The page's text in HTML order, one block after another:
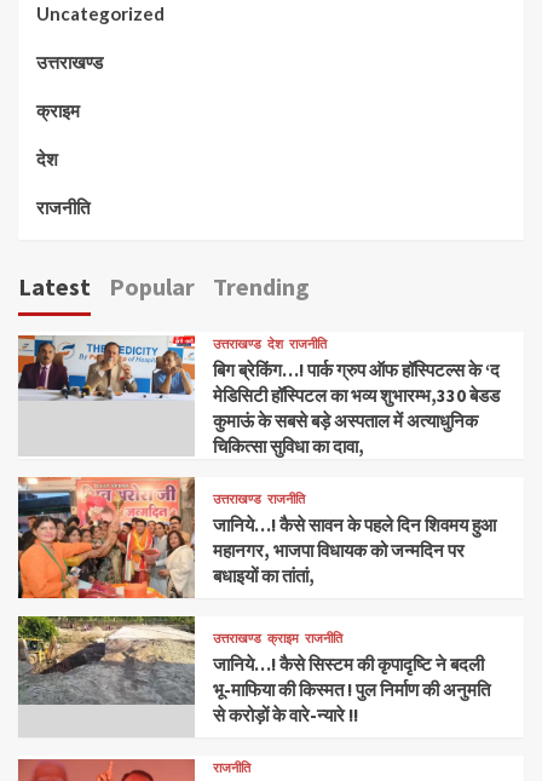
Uncategorized
उत्तराखण्ड
क्राइम
देश
राजनीति
Latest Popular Trending
उत्तराखण्ड देश राजनीति
बिग ब्रेकिंग…! पार्क ग्रुप ऑफ हॉस्पिटल्स के ‘द
मेडिसिटी हॉस्पिटल का भव्य शुभारम्भ,330 बेडड
कुमाऊं के सबसे बड़े अस्पताल में अत्याधुनिक
चिकित्सा सुविधा का दावा,
उत्तराखण्ड राजनीति
जानिये…! कैसे सावन के पहले दिन शिवमय हुआ
महानगर, भाजपा विधायक को जन्मदिन पर
बधाइयों का तांतां,
उत्तराखण्ड क्राइम राजनीति
जानिये…! कैसे सिस्टम की कृपादृष्टि ने बदली
भू-माफिया की किस्मत ! पुल निर्माण की अनुमति
से करोड़ों के वारे-न्यारे !!
राजनीति